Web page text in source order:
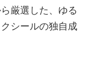
厳選した、ゆる
シールの独自成